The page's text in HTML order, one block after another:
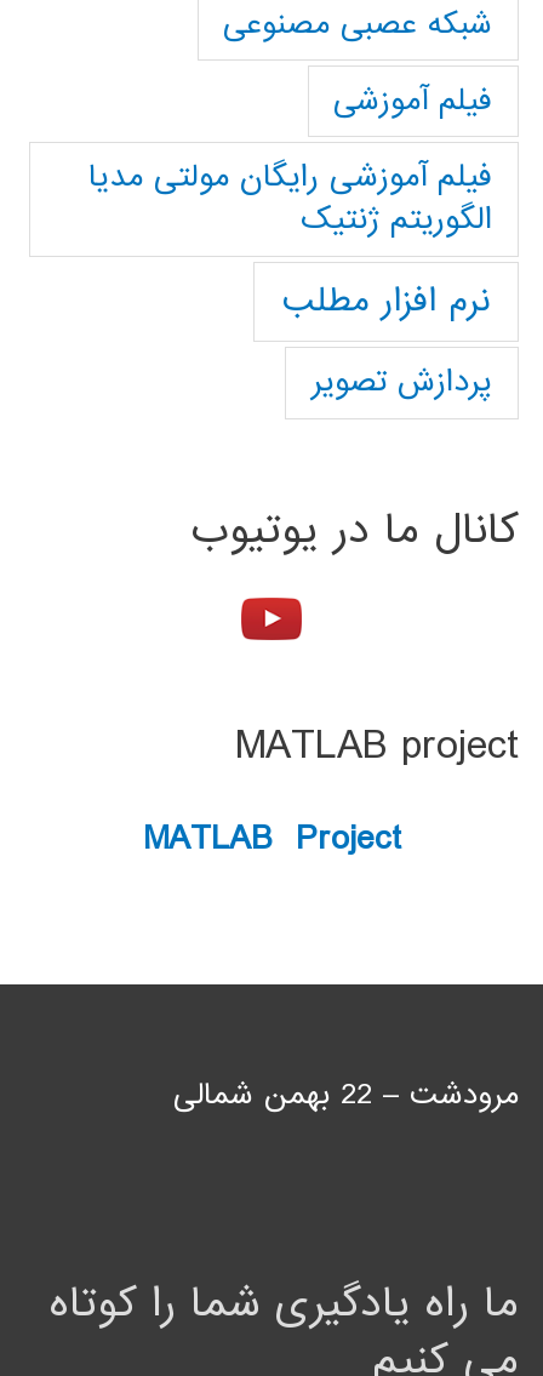
شبکه عصبی مصنوعی
فیلم آموزشی
فیلم آموزشی رایگان مولتی مدیا
الگوریتم ژنتیک
نرم افزار مطلب
پردازش تصویر
کانال ما در یوتیوب
MATLAB project
MATLAB Project
مرودشت – 22 بهمن شمالی
ما راه یادگیری شما را کوتاه
می کنیم